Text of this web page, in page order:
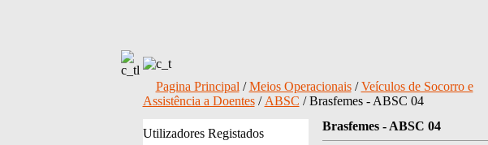
Pagina Principal /Meios Operacionais/Veículos de Socorro e
Assistência a Doentes/ ABSC / Brasfemes - ABSC 04
Utilizadores Registados
Brasfemes - ABSC 04